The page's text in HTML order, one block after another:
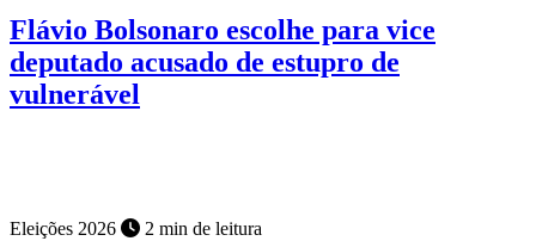
Flávio Bolsonaro escolhe para vice
deputado acusado de estupro de
vulnerável
Eleições 2026 2 min de leitura